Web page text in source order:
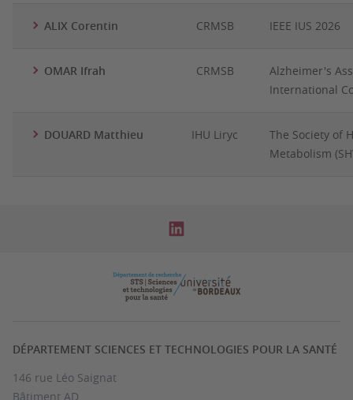
ALIX Corentin CRMSB IEEE IUS 2026
OMAR Ifrah CRMSB
Alzheimer's
International
DOUARD Matthieu IHU Liryc
The Society of
Metabolism
DÉPARTEMENT SCIENCES ET TECHNOLOGIES POUR LA SANTÉ
146 rue Léo Saignat
Bâtiment AD